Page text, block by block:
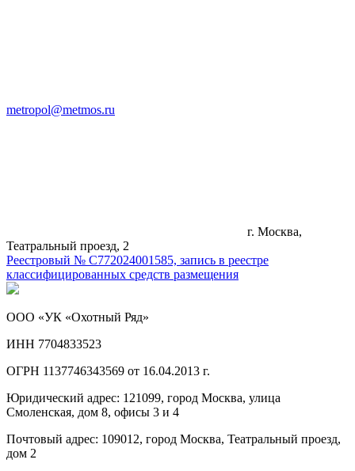
metropol@metmos.ru
г. Москва,
Театральный проезд, 2
Реестровый № С772024001585, запись в реестре
классифицированных средств размещения
ООО «УК «Охотный Ряд»
ИНН 7704833523
ОГРН 1137746343569 от 16.04.2013 г.
Юридический адрес: 121099, город Москва, улица
Смоленская, дом 8, офисы 3 и 4
Почтовый адрес: 109012, город Москва, Театральный проезд,
дом 2